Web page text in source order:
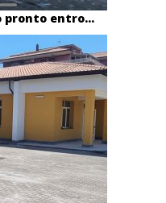
pronto entro...